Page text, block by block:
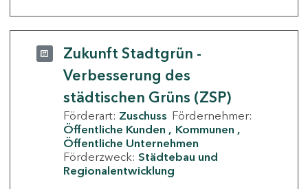
Zukunft Stadtgrün -
Verbesserung des
städtischen Grüns (ZSP)
Förderart: Zuschuss Fördernehmer:
Öffentliche Kunden
Kommunen
Öffentliche Unternehmen
Förderzweck: Städtebau und
Regionalentwicklung